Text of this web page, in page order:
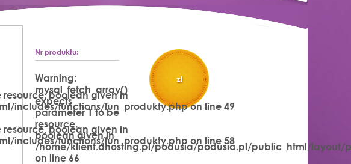
Nr produktu:
Warning:
mysql_fetch_array()
expects
parameter 1 to be
resource,
boolean given in
/home/klient.dhosting.pl/podusia/podusia.pl/public_html/layout/
on line 66
zł
boolean given in
includes/functions/fun_produkty.phpon line 49
boolean given in
includes/functions/fun_produkty.php on line 58